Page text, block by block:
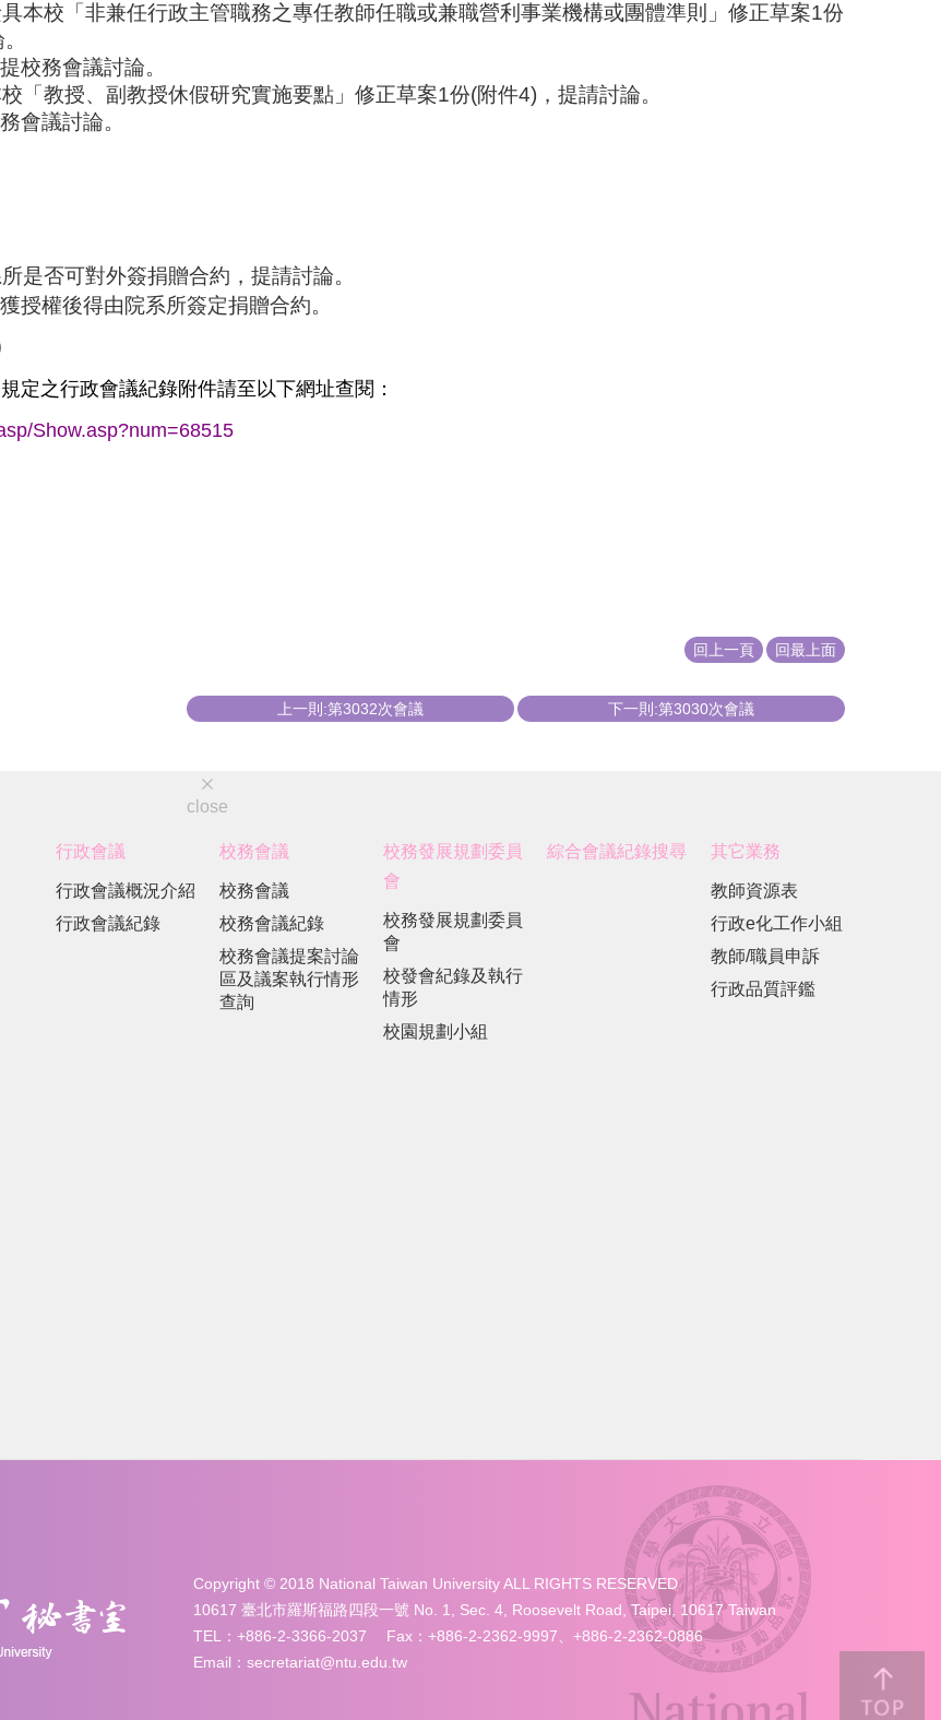
本校「非兼任行政主管職務之專任教師任職或兼職營利事業機構或團體準則」修正草案1份
校務會議討論。
「教授、副教授休假研究實施要點」修正草案1份(附件4) ，提請討論。
會議討論。
是否可對外簽捐贈合約，提請討論。
授權後得由院系所簽定捐贈合約。
定之行政會議紀錄附件請至以下網址查閱 ：
Show.asp?num=68515
回上一頁 回最上面
上一則:第3032次會議 下一則:第3030次會議
close
行政會議
行政會議概況介紹
行政會議紀錄
校務會議
校務會議
校務會議紀錄
校務會議提案討論
區及議案執行情形
查詢
校務發展規劃委員
會
校務發展規劃委員
會
校發會紀錄及執行
情形
校園規劃小組
綜合會議紀錄搜尋 其它業務
教師資源表
行政e化工作小組
教師/職員申訴
行政品質評鑑
Copyright © 2018 National Taiwan University ALL RIGHTS RESERVED
10617 臺北市羅斯福路四段一號 No. 1, Sec. 4, Roosevelt Road, Taipei, 10617 Taiwan
TEL：+886-2-3366-2037 Fax：+886-2-2362-9997、+886-2-2362-0886
Email：secretariat@ntu.edu.tw